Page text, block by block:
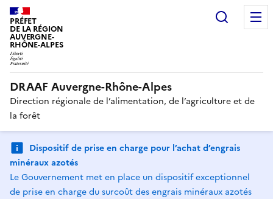
PRÉFET
DE LA RÉGION
AUVERGNE-
RHÔNE-ALPES
DRAAF Auvergne-Rhône-Alpes
Direction régionale de l’alimentation, de l’agriculture et de
la forêt
Dispositif de prise en charge pour l’achat d’engrais
minéraux azotés
Le Gouvernement met en place un dispositif exceptionnel
de prise en charge du surcoût des engrais minéraux azotés